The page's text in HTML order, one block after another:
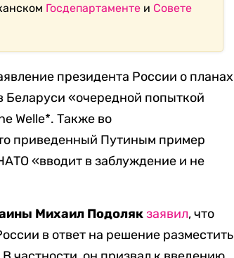
Госдепартаментеи Совете
президента России о планах
Беларуси «очередной попыткой
Welle*. Также во
приведенный Путиным пример
«вводит в заблуждение и не
Михаил Подолякзаявил, что
в ответ на решение разместить